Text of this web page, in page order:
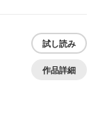
試し読み
作品詳細